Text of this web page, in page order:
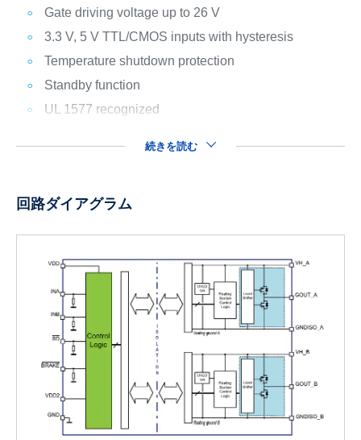
Gate driving voltage up to 26 V
3.3 V, 5 V TTL/CMOS inputs with hysteresis
Temperature shutdown protection
Standby function
UL 1577 recognized
続きを読む
回路ダイアグラム